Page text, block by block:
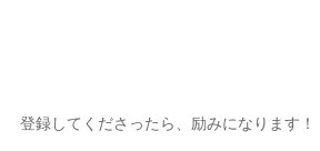
登録してくださったら、励みになります！